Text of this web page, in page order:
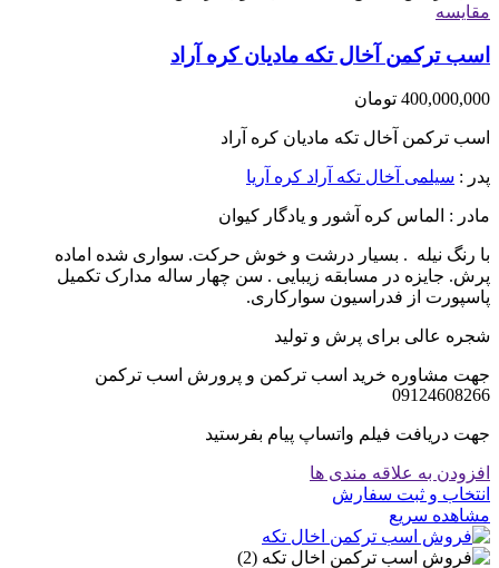
مقایسه
اسب ترکمن آخال تکه مادیان کره آراد
400,000,000 تومان
اسب ترکمن آخال تکه مادیان کره آراد
پدر : سیلمی آخال تکه آراد کره آریا
مادر : الماس کره آشور و یادگار کیوان
با رنگ نیله . بسیار درشت و خوش حرکت. سواری شده اماده
پرش. جایزه در مسابقه زیبایی . سن چهار ساله مدارک تکمیل
پاسپورت از فدراسیون سوارکاری.
شجره عالی برای پرش و تولید
جهت مشاوره خرید اسب ترکمن و پرورش اسب ترکمن
09124608266
جهت دریافت فیلم واتساپ پیام بفرستید
افزودن به علاقه مندی ها
انتخاب و ثبت سفارش
مشاهده سریع